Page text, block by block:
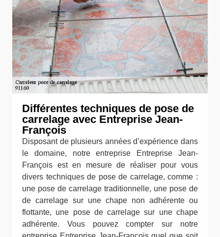
Différentes techniques de pose de
carrelage avec Entreprise Jean-
François
Disposant de plusieurs années d’expérience dans
le domaine, notre entreprise Entreprise Jean-
François est en mesure de réaliser pour vous
divers techniques de pose de carrelage, comme :
une pose de carrelage traditionnelle, une pose de
de carrelage sur une chape non adhérente ou
flottante, une pose de carrelage sur une chape
adhérente. Vous pouvez compter sur notre